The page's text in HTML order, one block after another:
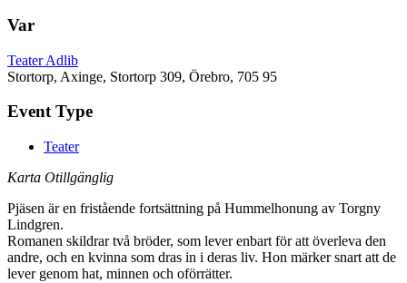
Var
Teater Adlib
Stortorp, Axinge, Stortorp 309, Örebro, 705 95
Event Type
Teater
Karta Otillgänglig
Pjäsen är en fristående fortsättning på Hummelhonung av Torgny
Lindgren.
Romanen skildrar två bröder, som lever enbart för att överleva den
andre, och en kvinna som dras in i deras liv. Hon märker snart att de
lever genom hat, minnen och oförrätter.